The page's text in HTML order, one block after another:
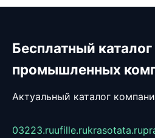
Бесплатный каталог
промышленных
Актуальный каталог
03223.ruufille.rukrasotata.ru